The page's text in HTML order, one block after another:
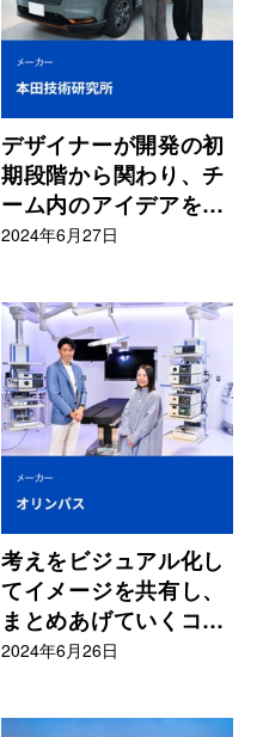
デザイナーが開発の初
期段階から関わり、チ
ーム内のアイデアを結
集してデザインに落と
2024年6月27日
考えをビジュアル化し
てイメージを共有し、
まとめあげていくコミ
ュニケーション能力の
2024年6月26日